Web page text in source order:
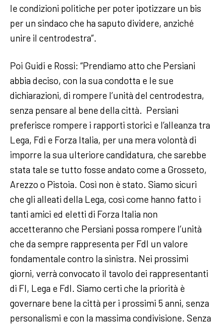
le condizioni politiche per poter ipotizzare un bis
per un sindaco che ha saputo dividere, anziché
unire il centrodestra”.
Poi Guidi e Rossi: “Prendiamo atto che Persiani
abbia deciso, con la sua condotta e le sue
dichiarazioni, di rompere l’unità del centrodestra,
senza pensare al bene della città. Persiani
preferisce rompere i rapporti storici e l’alleanza tra
Lega, Fdi e Forza Italia, per una mera volontà di
imporre la sua ulteriore candidatura, che sarebbe
stata tale se tutto fosse andato come a Grosseto,
Arezzo o Pistoia. Così non è stato. Siamo sicuri
che gli alleati della Lega, così come hanno fatto i
tanti amici ed eletti di Forza Italia non
accetteranno che Persiani possa rompere l’unità
che da sempre rappresenta per FdI un valore
fondamentale contro la sinistra. Nei prossimi
giorni, verrà convocato il tavolo dei rappresentanti
di FI, Lega e FdI. Siamo certi che la priorità è
governare bene la città per i prossimi 5 anni, senza
personalismi e con la massima condivisione. Senza